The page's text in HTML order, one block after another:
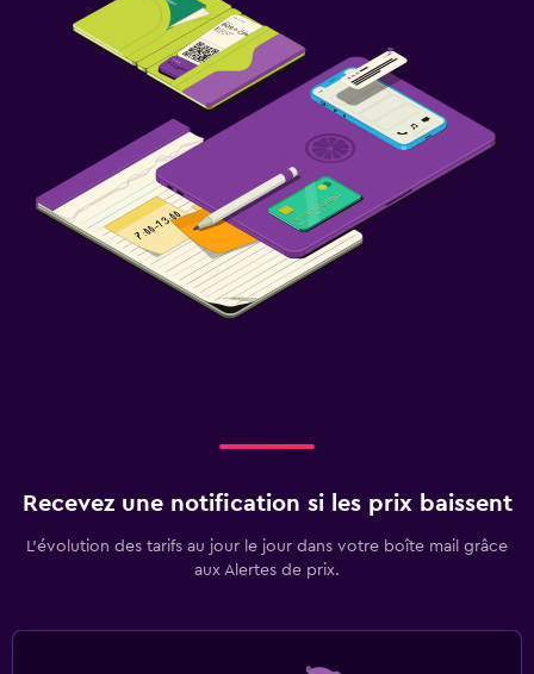
Recevez une notification si les prix baissent
L’évolution des tarifs au jour le jour dans votre boîte mail grâce
aux Alertes de prix.